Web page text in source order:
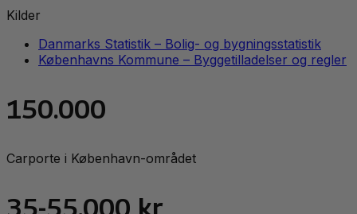
Kilder
Danmarks Statistik – Bolig- og bygningsstatistik
Københavns Kommune – Byggetilladelser og regler
150.000
Carporte i København-området
35-55.000 kr